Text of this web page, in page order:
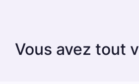
Vous avez tout